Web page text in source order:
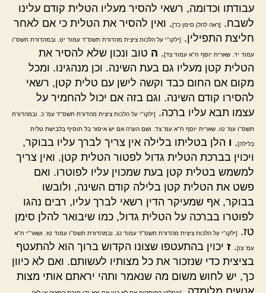
עבודתו וכדומה, רשאי להסיר מעליו הטלית קודם עלינו
לשבח.
[ראה להלן סימן כד]. ואין להסיר את הטלית כי אם לאחר
חליצת התפילין.
[ילקו"י על הלכות ציצית מהדורת תשס"ד עמוד יט. ובמהדורת תשס"ו
עמוד יד. שארית יוסף ח"א עמוד צד]. ה טוב ונכון שלא להסיר את
הטלית קטן מעליו גם בעת השינה. וכן מנהגינו. ומכל
מקום אם החום כבד וקשה לישן עם טלית קטן, רשאי
להסירו קודם השינה. וגם בזה אם יכול להחמיר על
עצמו תבא עליו ברכה.
[ילקו"י על הלכות ציצית מהדורת תשס"ד עמ' כ. ובמהדורת
תשס"ו עמ' טו. שארית יוסף ח"א עמ' צד. ושם הערה אם יש איסור בל תוסיף בלבישת טלית
בלילה]. ו הלן בטליתו בלילה אין צריך לברך עליו בבוקר,
ויכוין בברכת הטלית גדול לפטור הטלית קטן. ואין צריך
למשמש בטלית קטן בעת שמכוין עליו לפוטרו. ואם
פשט את הטלית קטן בלילה קודם השינה, ולובשו
בבוקר, אף שמעיקר הדין רשאי לברך עליו, רבים נהגו
לפוטרו בברכה על הטלית גדול, כמו שיבואר להלן סימן
טז.
[ילקו"י על הלכות ציצית מהדורת תשס"ד עמוד כג. ובמהדורת תשס"ו עמוד טז. ושאר"י ח"א
עמ' צו]. ז יכוין בהתעטפו שצונו הקדוש ברוך הוא להתעטף
בציצית כדי שנזכור את כל מצותיו לעשותם. ואם לא כיוון
כך, יש לחוש משום מה שנאמר ותהי יראתם אותי מצות